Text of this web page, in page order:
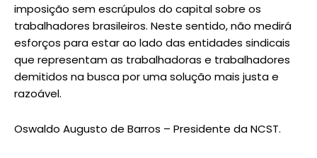
imposição sem escrúpulos do capital sobre os
trabalhadores brasileiros. Neste sentido, não medirá
esforços para estar ao lado das entidades sindicais
que representam as trabalhadoras e trabalhadores
demitidos na busca por uma solução mais justa e
razoável.
Oswaldo Augusto de Barros – Presidente da NCST.